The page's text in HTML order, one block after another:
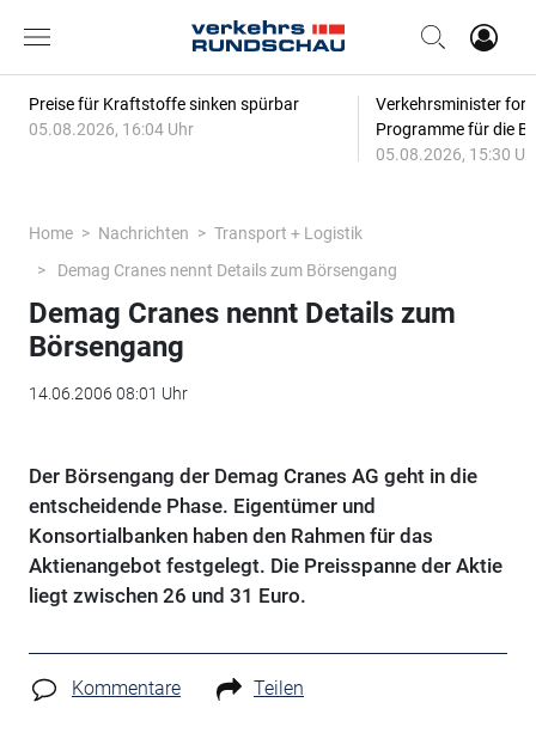
Preise für Kraftstoffe sinken spürbar
05.08.2026, 16:04 Uhr
Verkehrsminister
Programme für die
05.08.2026, 15:30
Home Nachrichten
Transport + Logistik
Demag Cranes nennt Details zum Börsengang
Demag Cranes nennt Details zum
Börsengang
14.06.2006 08:01 Uhr
Der Börsengang der Demag Cranes AG geht in die
entscheidende Phase. Eigentümer und
Konsortialbanken haben den Rahmen für das
Aktienangebot festgelegt. Die Preisspanne der Aktie
liegt zwischen 26 und 31 Euro.
Kommentare Teilen